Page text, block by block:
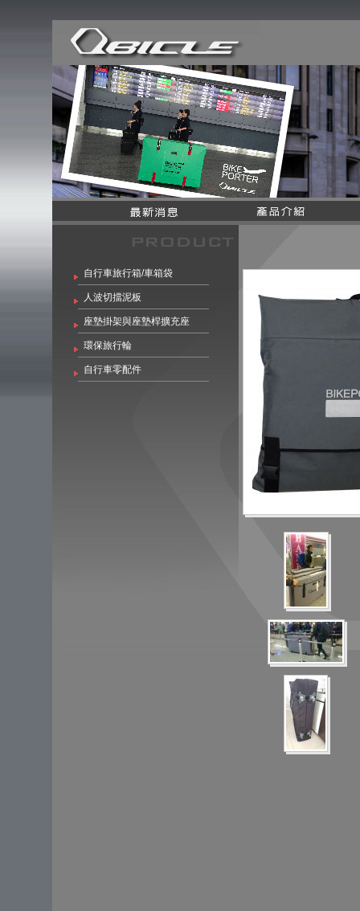
自行車旅行箱/車箱袋
人波切擋泥板
座墊掛架與座墊桿擴充座
環保旅行輪
自行車零配件